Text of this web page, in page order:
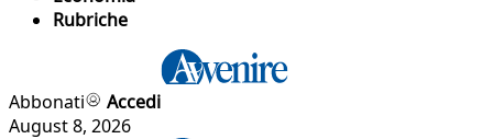
Rubriche
Abbonati
Accedi
August 8, 2026